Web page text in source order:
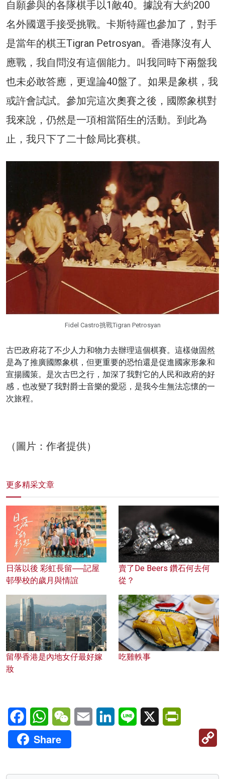
自願參與的各隊棋手以1敵40。據說有大約200
名外國選手接受挑戰。卡斯特羅也參加了，對手
是當年的棋王Tigran Petrosyan。香港隊沒有人
應戰，我自問沒有這個能力。叫我同時下兩盤我
也未必敢答應，更遑論40盤了。如果是象棋，我
或許會試試。參加完這次奧賽之後，國際象棋對
我來說，仍然是一項相當陌生的活動。到此為
止，我只下了二十餘局比賽棋。
Fidel Castro挑戰Tigran Petrosyan
古巴政府花了不少人力和物力去辦理這個棋賽。這樣做固然
是為了推廣國際象棋，但更重要的恐怕還是促進國家形象和
宣揚國策。是次古巴之行，加深了我對它的人民和政府的好
感，也改變了我對爵士音樂的愛惡，是我今生無法忘懷的一
次旅程。
（圖片：作者提供）
更多精采文章
日落以後 彩虹長留──記屋
邨學校的歲月與情誼
賣了De Beers 鑽石何去何
從？
留學香港是內地女仔最好嫁
妝
吃雞軼事
FacebookWhatsAppWeChatEmail LinkedInLine X
Share